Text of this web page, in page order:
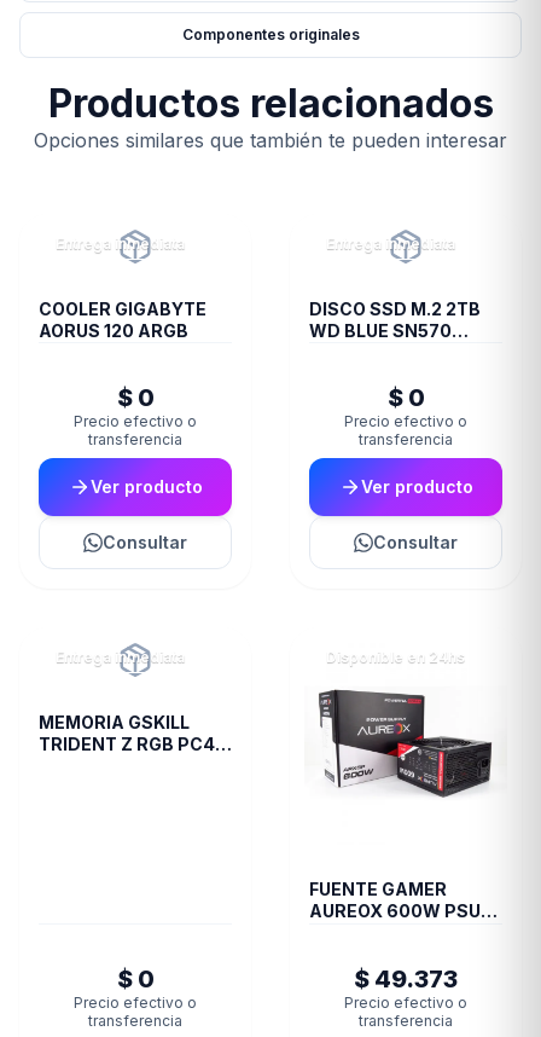
Componentes originales
Productos relacionados
Opciones similares que también te pueden interesar
Entrega inmediata
COOLER GIGABYTE
AORUS 120 ARGB
$ 0
Precio efectivo o
transferencia
Ver producto
Consultar
Entrega inmediata
DISCO SSD M.2 2TB
WD BLUE SN570
$ 0
Precio efectivo o
transferencia
Ver producto
Consultar
Entrega inmediata
MEMORIA GSKILL
TRIDENT Z RGB PC4
$ 0
Precio efectivo o
transferencia
Disponible en 24hs
FUENTE GAMER
AUREOX 600W PSU
$ 49.373
Precio efectivo o
transferencia